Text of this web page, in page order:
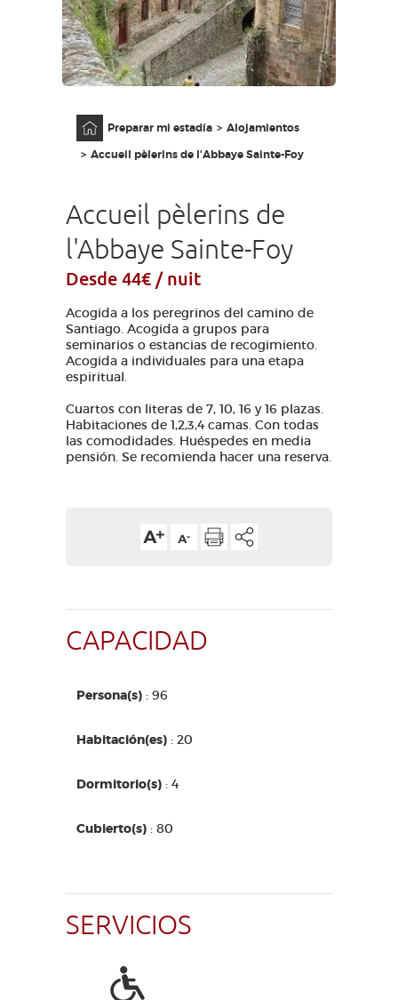
ES
Preparar mi estadía
Alojamientos
Accueil pèlerins de l'Abbaye Sainte-Foy
Accueil pèlerins de
l'Abbaye Sainte-Foy
Desde 44€ / nuit
Acogida a los peregrinos del camino de
Santiago. Acogida a grupos para
seminarios o estancias de recogimiento.
Acogida a individuales para una etapa
espiritual.
Cuartos con literas de 7, 10, 16 y 16 plazas.
Habitaciones de 1,2,3,4 camas. Con todas
las comodidades. Huéspedes en media
pensión. Se recomienda hacer una reserva.
CAPACIDAD
Persona(s) : 96
Habitación(es) : 20
Dormitorio(s) : 4
Cubierto(s) : 80
SERVICIOS